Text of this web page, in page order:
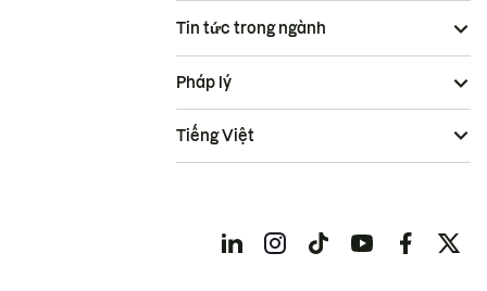
Tin tức trong ngành
Pháp lý
Tiếng Việt